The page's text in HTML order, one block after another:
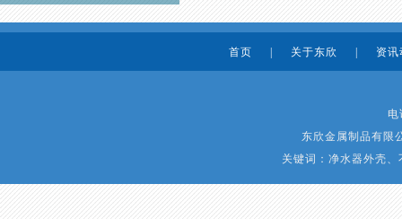
首页 关于东欣 资讯
东欣金属制品有
关键词：净水器外壳